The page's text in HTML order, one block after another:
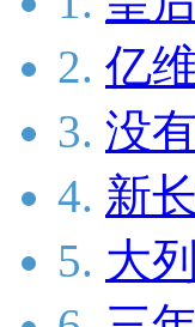
2. 亿
3. 没
4. 新
5. 大